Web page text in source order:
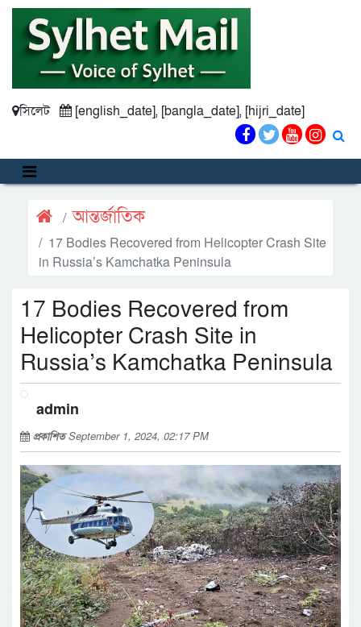
সিলেট [english_date], [bangla_date], [hijri_date]
আন্তর্জাতিক
17 Bodies Recovered from Helicopter Crash Site
in Russia’s Kamchatka Peninsula
17 Bodies Recovered from
Helicopter Crash Site in
Russia’s Kamchatka Peninsula
admin
প্রকাশিতSeptember 1, 2024, 02:17 PM